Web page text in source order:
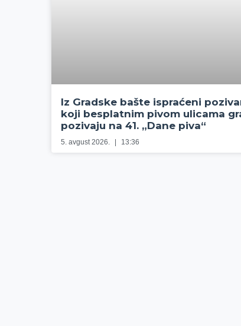
Iz Gradske bašte ispraćeni
koji besplatnim pivom ulicama
pozivaju na 41. „Dane piva“
5. avgust 2026. 13:36